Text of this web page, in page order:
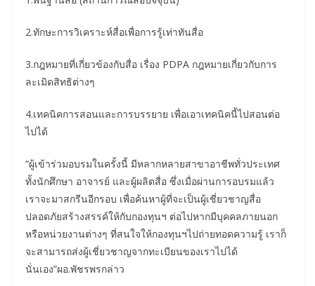
2.ทักษะการวิเคราะห์สื่อเพื่อการรู้เท่าทันสื่อ
3.กฎหมายที่เกี่ยวข้องกับสื่อ เรื่อง PDPA กฎหมายเกี่ยวกับการ
ละเมิดสิทธิต่างๆ
4.เทคนิคการสอนและการบรรยาย เพื่อเอาเทคนิคนี้ไปสอนต่อ
ไปได้
“ผู้เข้าร่วมอบรมในครั้งนี้ มีหลากหลายสาขาอาชีพทั่วประเทศ
ทั้งนักศึกษา อาจารย์ และผู้ผลิตสื่อ ซึ่งเมื่อผ่านการอบรมแล้ว
เราจะมาสกรีนอีกรอบ เพื่อค้นหาผู้ที่จะเป็นผู้เชี่ยวชาญสื่อ
ปลอดภัยสร้างสรรค์ให้กับกองทุนฯ ต่อไปหากมีบุคคลภายนอก
หรือหน่วยงานต่างๆ ที่สนใจให้กองทุนฯไปถ่ายทอดความรู้ เราก็
จะสามารถส่งผู้เชี่ยวชาญจากทะเบียนของเราไปได้
นั่นเอง”ผอ.พัชรพรกล่าว